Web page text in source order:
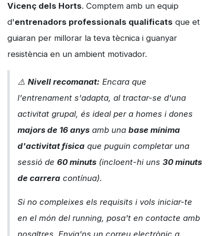
Vicenç dels Horts. Comptem amb un equip
d'entrenadors professionals qualificats que et
guiaran per millorar la teva tècnica i guanyar
resistència en un ambient motivador.
⚠️ Nivell recomanat: Encara que
l'entrenament s'adapta, al tractar-se d'una
activitat grupal, és ideal per a homes i dones
majors de 16 anys amb una base mínima
d'activitat física que puguin completar una
sessió de 60 minuts (incloent-hi uns 30 minuts
de carrera contínua).
Si no compleixes els requisits i vols iniciar-te
en el món del running, posa't en contacte amb
nosaltres. Envia'ns un correu electrònic a